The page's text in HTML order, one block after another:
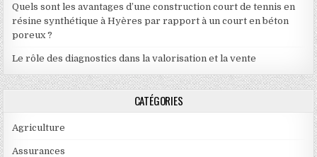
Quels sont les avantages d’une construction court de tennis en
résine synthétique à Hyères par rapport à un court en béton
poreux ?
Le rôle des diagnostics dans la valorisation et la vente
CATÉGORIES
Agriculture
Assurances